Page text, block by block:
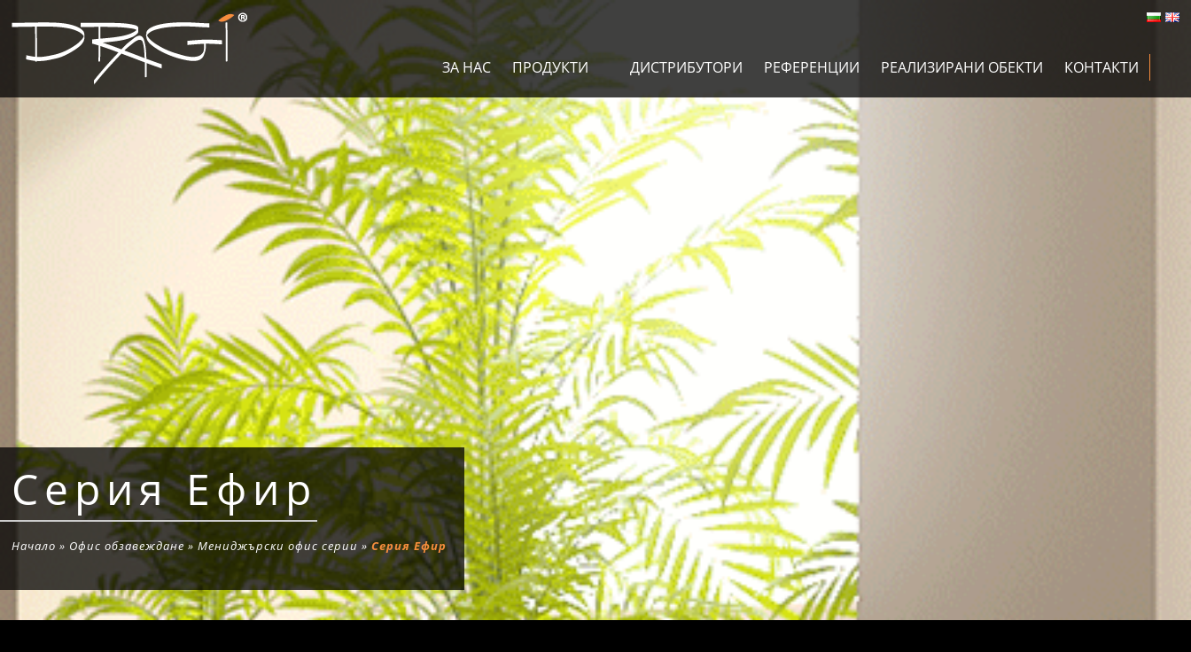
ЗА НАС ПРОДУКТИ ДИСТРИБУТОРИ РЕФЕРЕНЦИИ РЕАЛИЗИРАНИ ОБЕКТИ КОНТАКТИ
Серия Ефир
Начало » Офис обзавеждане»Мениджърски офис серии»Серия Ефир